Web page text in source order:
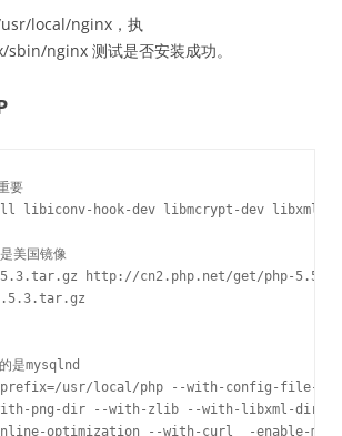
local/nginx，执
nginx 测试是否安装成功。
要
libiconv-hook-dev libmcrypt-dev libxml2-
美国镜像
http://cn2.php.net/get/php-
是mysqlnd
usr/local/php --with-config-file-
png-dir --with-zlib --with-libxml-dir=/usr
optimization --with-curl  -enable-